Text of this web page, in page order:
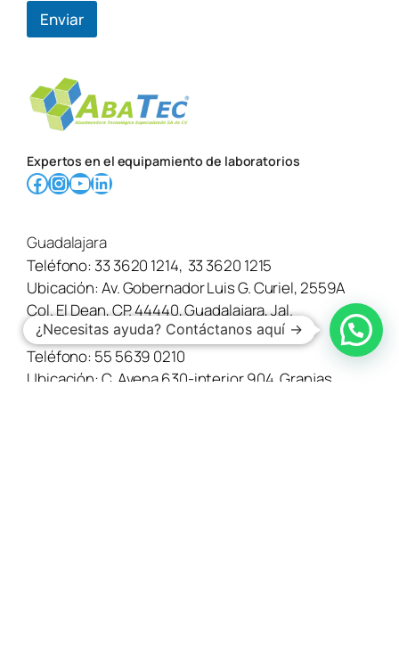
Enviar
Expertos en el equipamiento de laboratorios
Facebook InstagramYouTube LinkedIn
Guadalajara
Teléfono:33 3620 1214, 33 3620 1215
Ubicación:Av. Gobernador Luis G. Curiel, 2559A
Col. El Dean, CP. 44440, Guadalajara, Jal.
Ciudad de México
Teléfono: 55 5639 0210
Ubicación:C. Avena 630-interior 904, Granjas
¿Necesitas ayuda? Contáctanos aquí →